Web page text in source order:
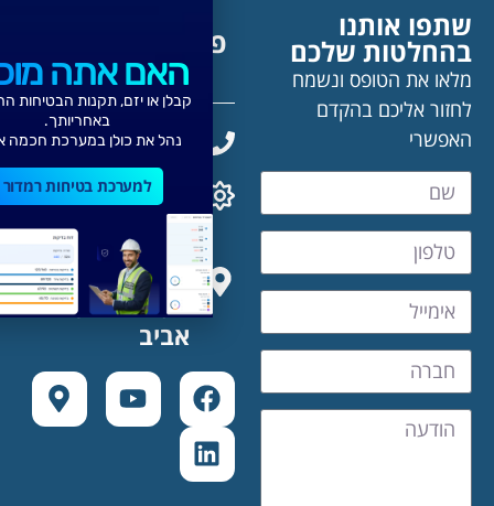
אותנו
שלכם
את הטופס ונשמח
אליכם בהקדם
פרטי יצירת קשר
03-7667777
לתמיכה ושירות לקוחות:
Support@ramdor.co.il
ראול ולנברג,
מגדלי זיו תל
האם אתה מוכן?
קבלן או יזם, תקנות הבטיחות החדשות
באחריותך.
נהל את כולן במערכת חכמה אחת.
למערכת בטיחות רמדור